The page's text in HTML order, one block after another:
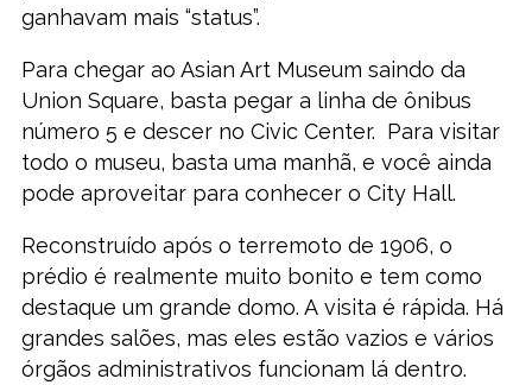
ganhavam mais “status”.
Para chegar ao Asian Art Museum saindo da
Union Square, basta pegar a linha de ônibus
número 5 e descer no Civic Center. Para visitar
todo o museu, basta uma manhã, e você ainda
pode aproveitar para conhecer o City Hall.
Reconstruído após o terremoto de 1906, o
prédio é realmente muito bonito e tem como
destaque um grande domo. A visita é rápida. Há
grandes salões, mas eles estão vazios e vários
órgãos administrativos funcionam lá dentro.